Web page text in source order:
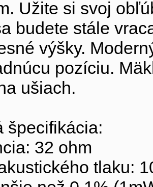
Užite si svoj
budete stále
výšky.
pozíciu.
ušiach.
špecifikácia:
32 ohm
tlaku: